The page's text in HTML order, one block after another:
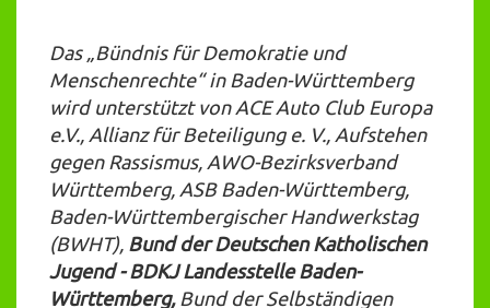
Das „Bündnis für Demokratie und
Menschenrechte“ in Baden-Württemberg
wird unterstützt von ACE Auto Club Europa
e.V., Allianz für Beteiligung e. V., Aufstehen
gegen Rassismus, AWO-Bezirksverband
Württemberg, ASB Baden-Württemberg,
Baden-Württembergischer Handwerkstag
(BWHT), Bund der Deutschen Katholischen
Jugend - BDKJ Landesstelle Baden-
Württemberg,Bund der Selbständigen